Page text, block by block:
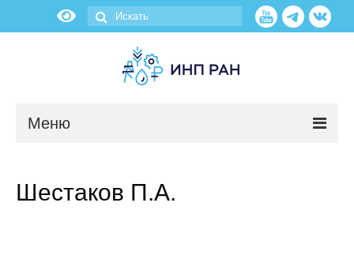
Меню
Шестаков П.А.